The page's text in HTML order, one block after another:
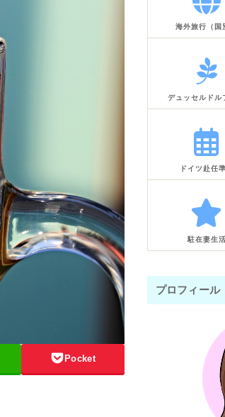
Pocket
海外旅行（国
デュッセルドル
ドイツ赴任
駐在妻生活
プロフィール